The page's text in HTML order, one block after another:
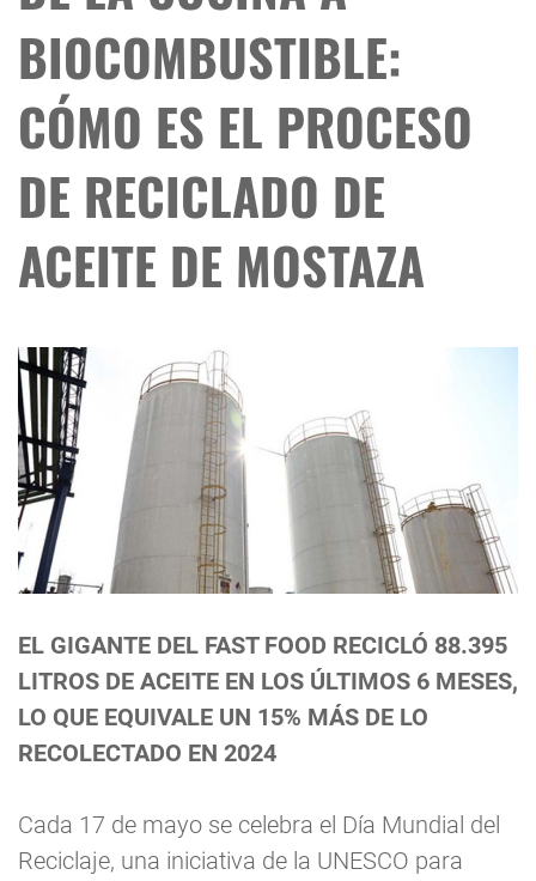
BIOCOMBUSTIBLE:
CÓMO ES EL PROCESO
DE RECICLADO DE
ACEITE DE MOSTAZA
EL GIGANTE DEL FAST FOOD RECICLÓ 88.395
LITROS DE ACEITE EN LOS ÚLTIMOS 6 MESES,
LO QUE EQUIVALE UN 15% MÁS DE LO
RECOLECTADO EN 2024
Cada 17 de mayo se celebra el Día Mundial del
Reciclaje, una iniciativa de la UNESCO para